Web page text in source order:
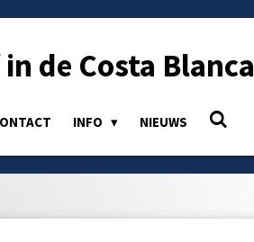
de Costa Blanca
INFO NIEUWS